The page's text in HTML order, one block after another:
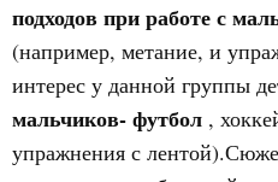
подходов при работе с
(например, метание, и
интерес у данной группы
мальчиков- футбол ,
упражнения с